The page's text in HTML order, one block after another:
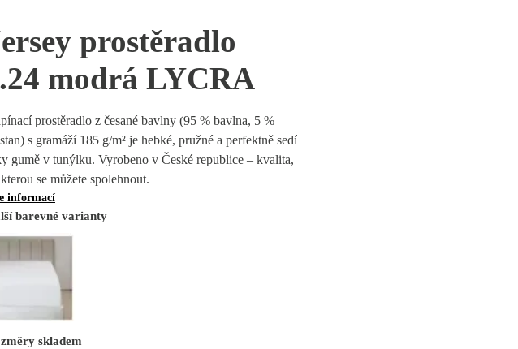
prostěradlo
modrá LYCRA
prostěradlo z česané bavlny (95 % bavlna, 5 %
s gramáží 185 g/m² je hebké, pružné a perfektně sedí
gumě v tunýlku. Vyrobeno v České republice – kvalita,
se můžete spolehnout.
informací
barevné varianty
skladem